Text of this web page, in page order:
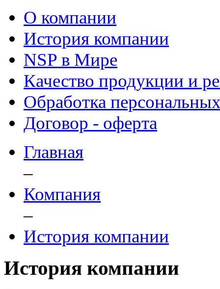
О компании
История компании
NSP в Мире
Качество продукции и
Обработка
Договор - оферта
Главная
–
Компания
–
История компании
История компании